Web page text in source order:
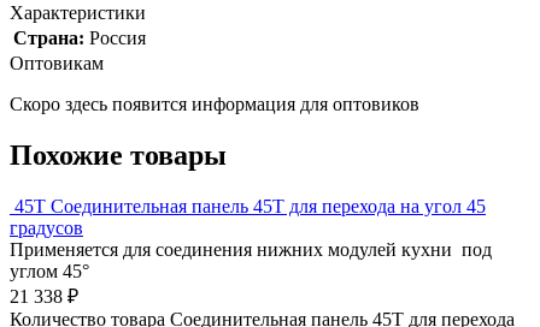
Характеристики
Cтрана: Россия
Оптовикам
Скоро здесь появится информация для оптовиков
Похожие товары
45T Соединительная панель 45T для перехода на угол 45
градусов
Применяется для соединения нижних модулей кухни под
углом 45°
21 338 ₽
Количество товара Соединительная панель 45T для перехода